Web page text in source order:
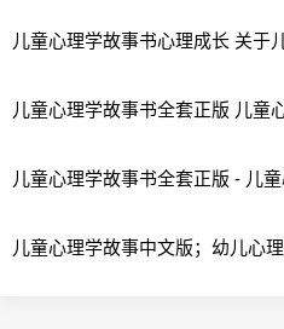
儿童心理学故事书心理成长 关于
儿童心理学故事书全套正版 儿童
儿童心理学故事书全套正版 - 儿
儿童心理学故事中文版；幼儿心